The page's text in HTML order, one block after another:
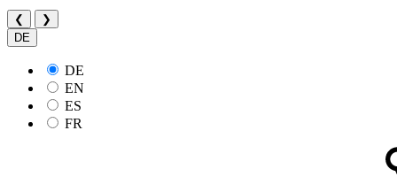
❮
❯
DE
DE
EN
ES
FR